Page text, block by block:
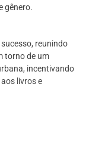
gênero.
reunindo
torno de um
incentivando
livros e